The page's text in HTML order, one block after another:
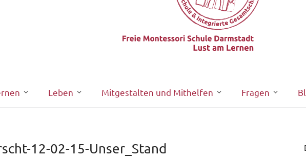
Leben Mitgestalten und Mithelfen Fragen
12-02-15-Unser_Stand